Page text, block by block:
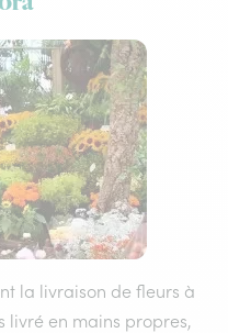
la livraison de fleurs à
livré en mains propres,